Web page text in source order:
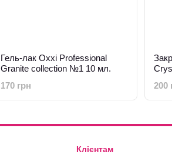
Гель-лак Oxxi Professional
Granite collection №1 10 мл.
170 грн
200
Клієнтам